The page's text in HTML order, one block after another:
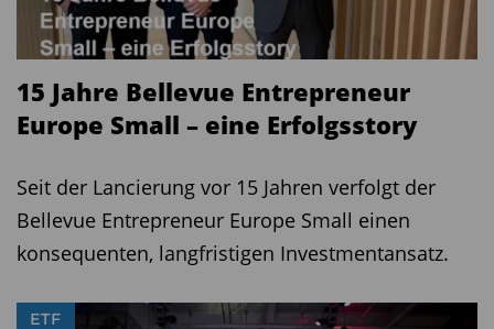
15 Jahre Bellevue Entrepreneur
Europe Small – eine Erfolgsstory
Seit der Lancierung vor 15 Jahren verfolgt der
Bellevue Entrepreneur Europe Small einen
konsequenten, langfristigen Investmentansatz.
ETF